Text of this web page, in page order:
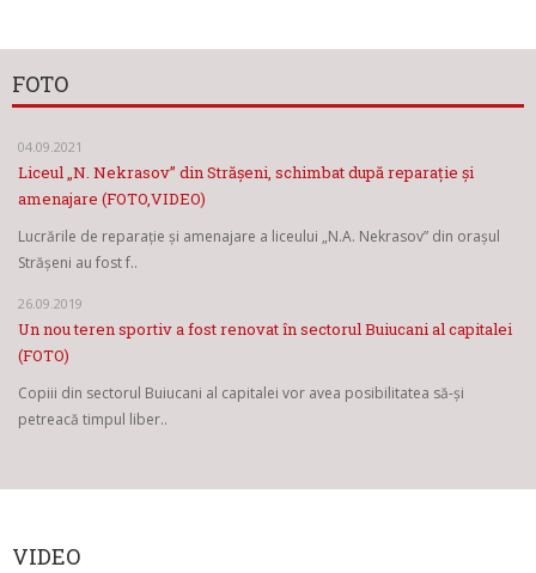
FOTO
04.09.2021
Liceul „N. Nekrasov” din Strășeni, schimbat după reparație și
amenajare (FOTO,VIDEO)
Lucrările de reparație și amenajare a liceului „N.A. Nekrasov” din orașul
Strășeni au fost f..
26.09.2019
Un nou teren sportiv a fost renovat în sectorul Buiucani al capitalei
(FOTO)
Copiii din sectorul Buiucani al capitalei vor avea posibilitatea să-și
petreacă timpul liber..
VIDEO